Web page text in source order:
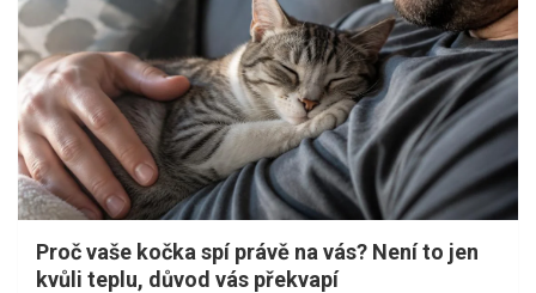
Proč vaše kočka spí právě na vás? Není to jen
kvůli teplu, důvod vás překvapí